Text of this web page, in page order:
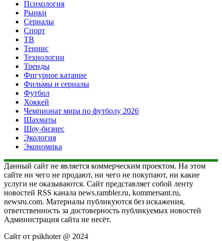
Психология
Рынки
Сериалы
Спорт
ТВ
Теннис
Технологии
Тренды
Фигурное катание
Фильмы и сериалы
Футбол
Хоккей
Чемпионат мира по футболу 2026
Шахматы
Шоу-бизнес
Экология
Экономика
Данный сайт не является коммерческим проектом. На этом
сайте ни чего не продают, ни чего не покупают, ни какие
услуги не оказываются. Сайт представляет собой ленту
новостей RSS канала news.rambler.ru, kommersant.ru,
newsru.com. Материалы публикуются без искажения,
ответственность за достоверность публикуемых новостей
Администрация сайта не несёт.
Сайт от psikhoter @ 2024